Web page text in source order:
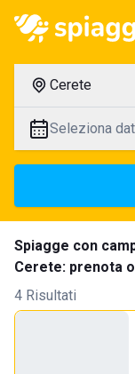
Cerete
Seleziona
Spiagge con
Cerete: prenota
4 Risultati